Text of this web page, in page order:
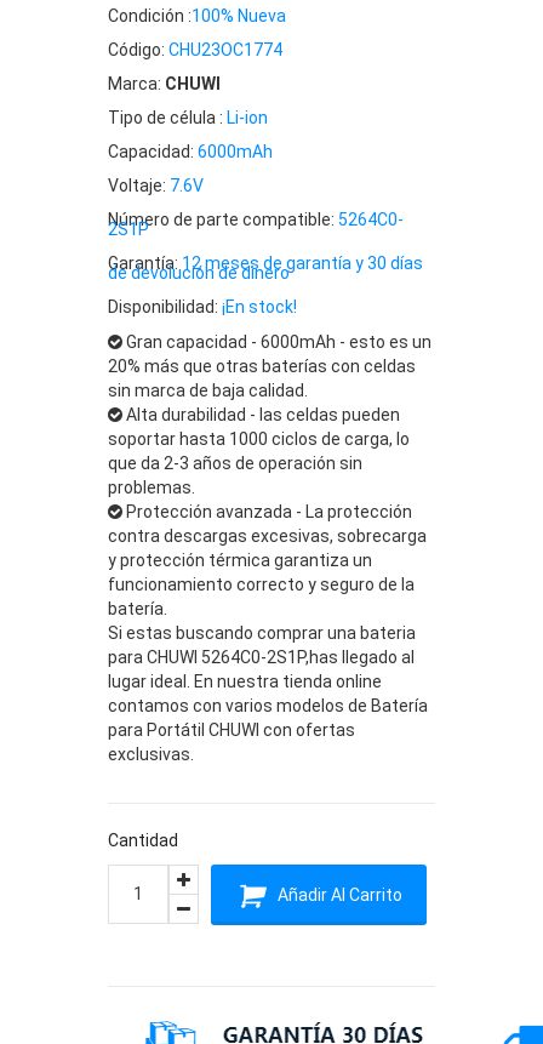
Condición :100% Nueva
Código: CHU23OC1774
Marca: CHUWI
Tipo de célula : Li-ion
Capacidad: 6000mAh
Voltaje: 7.6V
Número de parte compatible: 5264C0-
2S1P
Garantía: 12 meses de garantía y 30 días
de devolución de dinero
Disponibilidad: ¡En stock!
Gran capacidad - 6000mAh - esto es un
20% más que otras baterías con celdas
sin marca de baja calidad.
Alta durabilidad - las celdas pueden
soportar hasta 1000 ciclos de carga, lo
que da 2-3 años de operación sin
problemas.
Protección avanzada - La protección
contra descargas excesivas, sobrecarga
y protección térmica garantiza un
funcionamiento correcto y seguro de la
batería.
Si estas buscando comprar una bateria
para CHUWI 5264C0-2S1P,has llegado al
lugar ideal. En nuestra tienda online
contamos con varios modelos de Batería
para Portátil CHUWI con ofertas
exclusivas.
Cantidad
Añadir Al Carrito